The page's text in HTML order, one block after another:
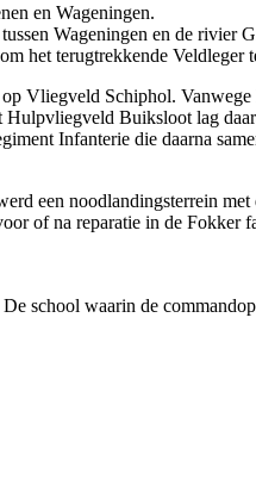
en Wageningen.
Wageningen en de rivier
het terugtrekkende Veldleger
Vliegveld Schiphol.
Buiksloot lag
Infanterie die daarna
een noodlandingsterrein
of na reparatie in de Fokker
school waarin de